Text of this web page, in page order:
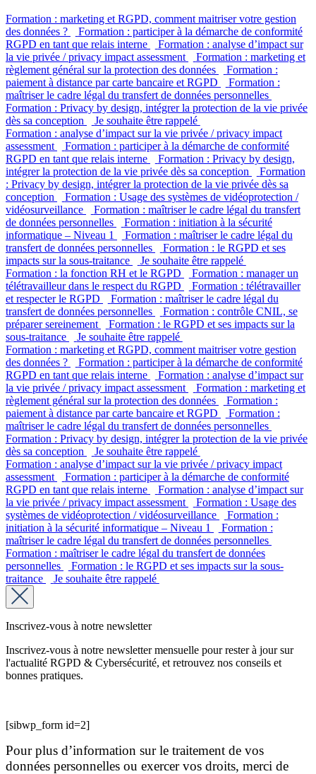
Formation : marketing et RGPD, comment maitriser votre gestion
des données ?
Formation : participer à la démarche de conformité
RGPD en tant que relais interne
Formation : analyse d’impact sur
la vie privée / privacy impact assessment
Formation : marketing et
règlement général sur la protection des données
Formation :
paiement à distance par carte bancaire et RGPD
Formation :
maîtriser le cadre légal du transfert de données personnelles
Formation : Privacy by design, intégrer la protection de la vie privée
dès sa conception
Je souhaite être rappelé
Formation : analyse d’impact sur la vie privée / privacy impact
assessment
Formation : participer à la démarche de conformité
RGPD en tant que relais interne
Formation : Privacy by design,
intégrer la protection de la vie privée dès sa conception
Formation
: Privacy by design, intégrer la protection de la vie privée dès sa
conception
Formation : Usage des systèmes de vidéoprotection /
vidéosurveillance
Formation : maîtriser le cadre légal du transfert
de données personnelles
Formation : initiation à la sécurité
informatique – Niveau 1
Formation : maîtriser le cadre légal du
transfert de données personnelles
Formation : le RGPD et ses
impacts sur la sous-traitance
Je souhaite être rappelé
Formation : la fonction RH et le RGPD
Formation : manager un
télétravailleur dans le respect du RGPD
Formation : télétravailler
et respecter le RGPD
Formation : maîtriser le cadre légal du
transfert de données personnelles
Formation : contrôle CNIL, se
préparer sereinement
Formation : le RGPD et ses impacts sur la
sous-traitance
Je souhaite être rappelé
Formation : marketing et RGPD, comment maitriser votre gestion
des données ?
Formation : participer à la démarche de conformité
RGPD en tant que relais interne
Formation : analyse d’impact sur
la vie privée / privacy impact assessment
Formation : marketing et
règlement général sur la protection des données
Formation :
paiement à distance par carte bancaire et RGPD
Formation :
maîtriser le cadre légal du transfert de données personnelles
Formation : Privacy by design, intégrer la protection de la vie privée
dès sa conception
Je souhaite être rappelé
Formation : analyse d’impact sur la vie privée / privacy impact
assessment
Formation : participer à la démarche de conformité
RGPD en tant que relais interne
Formation : analyse d’impact sur
la vie privée / privacy impact assessment
Formation : Usage des
systèmes de vidéoprotection / vidéosurveillance
Formation :
initiation à la sécurité informatique – Niveau 1
Formation :
maîtriser le cadre légal du transfert de données personnelles
Formation : maîtriser le cadre légal du transfert de données
personnelles
Formation : le RGPD et ses impacts sur la sous-
traitance
Je souhaite être rappelé
Inscrivez-vous à notre newsletter
Inscrivez-vous à notre newsletter mensuelle pour rester à jour sur
l'actualité RGPD & Cybersécurité, et retrouvez nos conseils et
bonnes pratiques.
[sibwp_form id=2]
Pour plus d’information sur le traitement de vos
données personnelles ou exercer vos droits, merci de